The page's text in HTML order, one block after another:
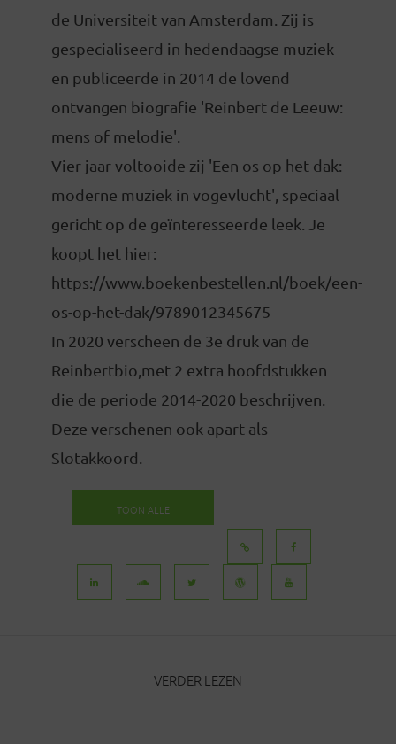
de Universiteit van Amsterdam. Zij is
gespecialiseerd in hedendaagse muziek
en publiceerde in 2014 de lovend
ontvangen biografie 'Reinbert de Leeuw:
mens of melodie'.
Vier jaar voltooide zij 'Een os op het dak:
moderne muziek in vogevlucht', speciaal
gericht op de geïnteresseerde leek. Je
koopt het hier:
https://www.boekenbestellen.nl/boek/een-
os-op-het-dak/9789012345675
In 2020 verscheen de 3e druk van de
Reinbertbio,met 2 extra hoofdstukken
die de periode 2014-2020 beschrijven.
Deze verschenen ook apart als
Slotakkoord.
TOON ALLE
VERDER LEZEN